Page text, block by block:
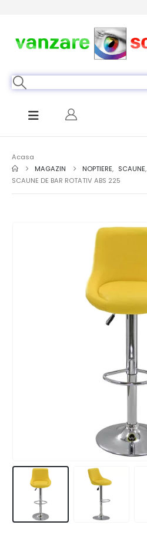
Acasa
MAGAZIN
NOPTIERE, SCAUNE,
SCAUNE DE BAR ROTATIV ABS 225